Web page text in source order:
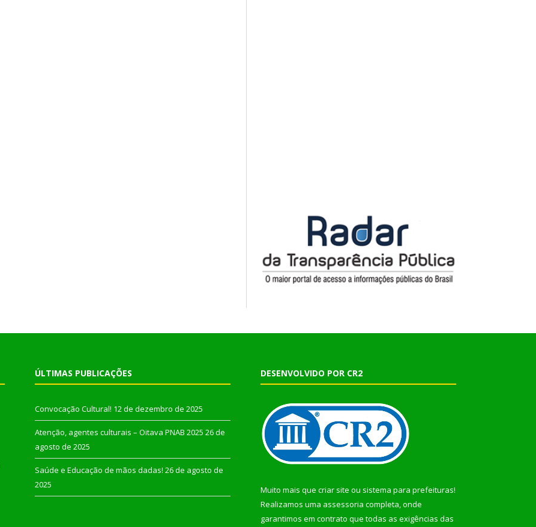
ÚLTIMAS PUBLICAÇÕES
Convocação Cultural! 12 de dezembro de 2025
Atenção, agentes culturais – Oitava PNAB 2025 26 de
agosto de 2025
Saúde e Educação de mãos dadas! 26 de agosto de
2025
DESENVOLVIDO POR CR2
Muito mais que criar site ou sistema para prefeituras!
Realizamos uma assessoria completa, onde
garantimos em contrato que todas as exigências das